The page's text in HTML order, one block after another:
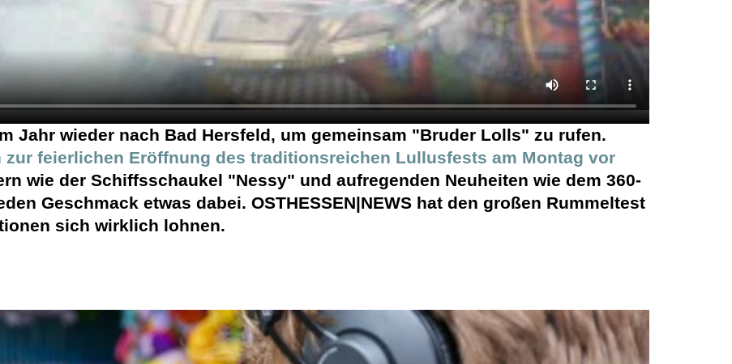
Jahr wieder nach Bad Hersfeld, um gemeinsam "Bruder Lolls" zu rufen.
zur feierlichen Eröffnung des traditionsreichen Lullusfests am Montag vor
wie der Schiffsschaukel "Nessy" und aufregenden Neuheiten wie dem 360-
Geschmack etwas dabei. OSTHESSEN|NEWS hat den großen Rummeltest
sich wirklich lohnen.